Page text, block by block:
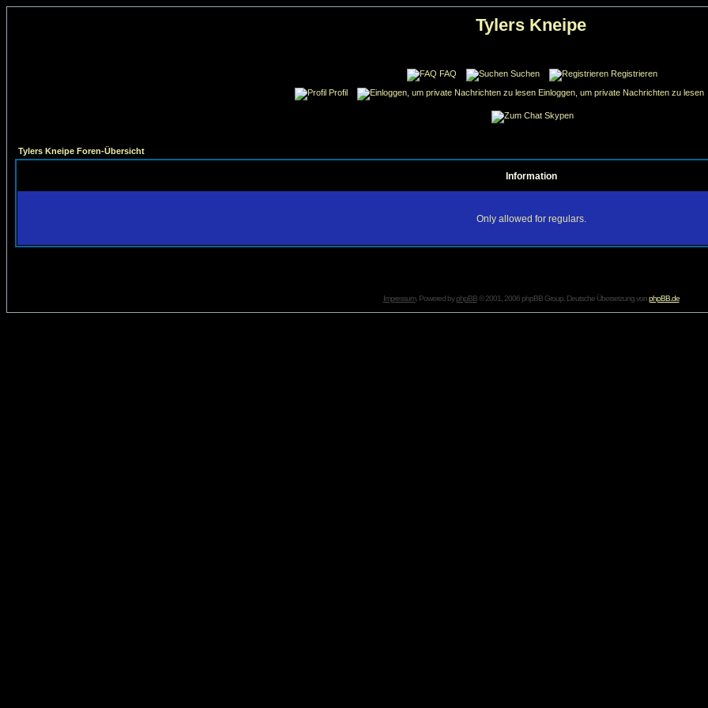
Tylers Kneipe
FAQ Suchen
Registrieren
Profil
Einloggen, um private Nachrichten zu lesen
Skypen
Tylers Kneipe Foren-Übersicht
Information
Only allowed for regulars.
Impressum. Powered byphpBB© 2001, 2006 phpBB Group. Deutsche Übersetzung vonphpBB.de